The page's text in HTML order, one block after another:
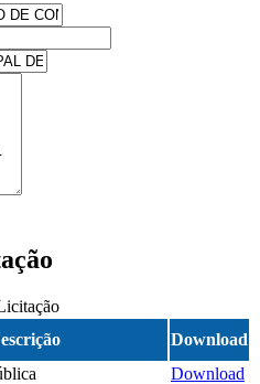
Download
Download